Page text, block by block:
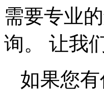
需要专业
询。 让我
如果您